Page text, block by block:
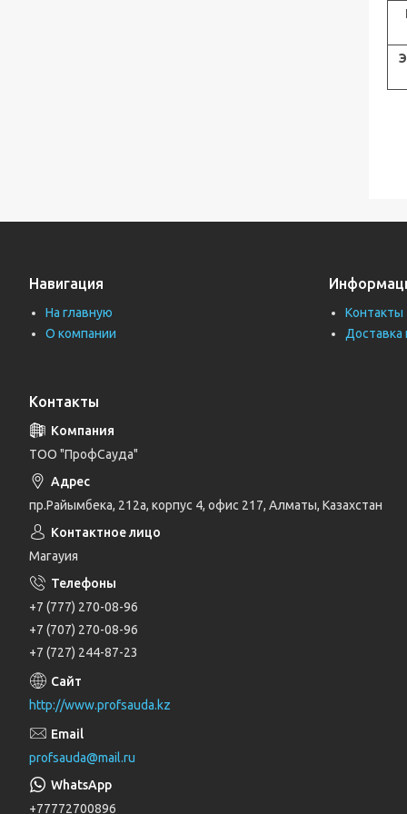
Навигация
На главную
О компании
Контакты
Доставка
Контакты
ТОО "ПрофСауда"
пр.Райымбека, 212а, корпус 4, офис 217, Алматы, Казахстан
Магауия
+7 (777) 270-08-96
+7 (707) 270-08-96
+7 (727) 244-87-23
http://www.profsauda.kz
profsauda@mail.ru
+77772700896